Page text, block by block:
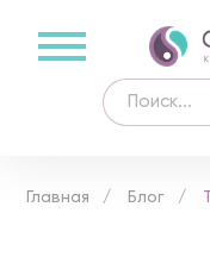
Главная Блог